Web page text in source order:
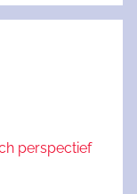
perspectief